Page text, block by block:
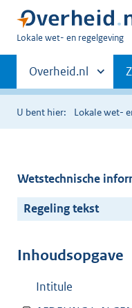
U
hier:
Lokale wet- en regelgeving
Primaire
navigatie
Andere
sites
binnen
Overheid.nl
U bent hier: Lokale wet-
Wetstechnische
Regeling tekst
Inhoudsopgave
Intitule